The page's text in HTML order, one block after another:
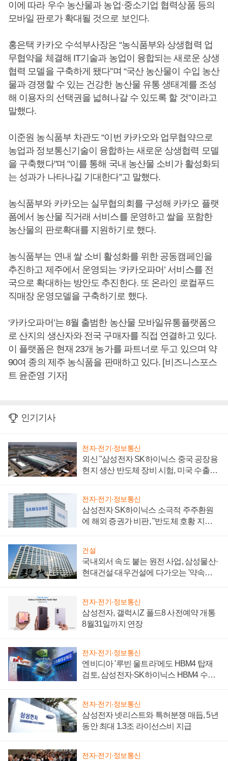
이에 따라 우수 농산물과 농업·중소기업 협력상품 등의
모바일 판로가 확대될 것으로 보인다.
홍은택 카카오 수석부사장은 “농식품부와 상생협력 업
무협약을 체결해 IT기술과 농업이 융합되는 새로운 상생
협력 모델을 구축하게 됐다”며 “국산 농산물이 수입 농산
물과 경쟁할 수 있는 건강한 농산물 유통 생태계를 조성
해 이용자의 선택권을 넓혀나갈 수 있도록 할 것”이라고
말했다.
이준원 농식품부 차관도 “이번 카카오와 업무협약으로
농업과 정보통신기술이 융합하는 새로운 상생협력 모델
을 구축했다"며 "이를 통해 국내 농산물 소비가 활성화되
는 성과가 나타나길 기대한다”고 말했다.
농식품부와 카카오는 실무협의회를 구성해 카카오 플랫
폼에서 농산물 직거래 서비스를 운영하고 쌀을 포함한
농산물의 판로확대를 지원하기로 했다.
농식품부는 연내 쌀 소비 활성화를 위한 공동캠페인을
추진하고 제주에서 운영되는 ‘카카오파머’ 서비스를 전
국으로 확대하는 방안도 추진한다. 또 온라인 로컬푸드
직매장 운영모델을 구축하기로 했다.
‘카카오파머’는 8월 출범한 농산물 모바일유통플랫폼으
로 산지의 생산자와 전국 구매자를 직접 연결하고 있다.
이 플랫폼은 현재 23개 농가를 파트너로 두고 있으며 약
90여 종의 제주 농식품을 판매하고 있다. [비즈니스포스
트 윤준영 기자]
인기기사
전자·전기·정보통신
외신 "삼성전자 SK하이닉스 중국 공장용
현지 생산 반도체 장비 시험, 미국 수출통
전자·전기·정보통신
삼성전자 SK하이닉스 소극적 주주환원
에 해외 증권가 비판, "반도체 호황 지속
건설
국내외서 속도 붙는 원전 사업, 삼성물산·
현대건설·대우건설에 다가오는 '약속의
전자·전기·정보통신
삼성전자, 갤럭시Z 폴드8 사전예약 개통
8월31일까지 연장
전자·전기·정보통신
엔비디아 '루빈 울트라'에도 HBM4 탑재
검토, 삼성전자·SK하이닉스 HBM4 수율
전자·전기·정보통신
삼성전자 넷리스트와 특허분쟁 매듭, 5년
동안 최대 1.3조 라이선스비 지급
전자·전기·정보통신